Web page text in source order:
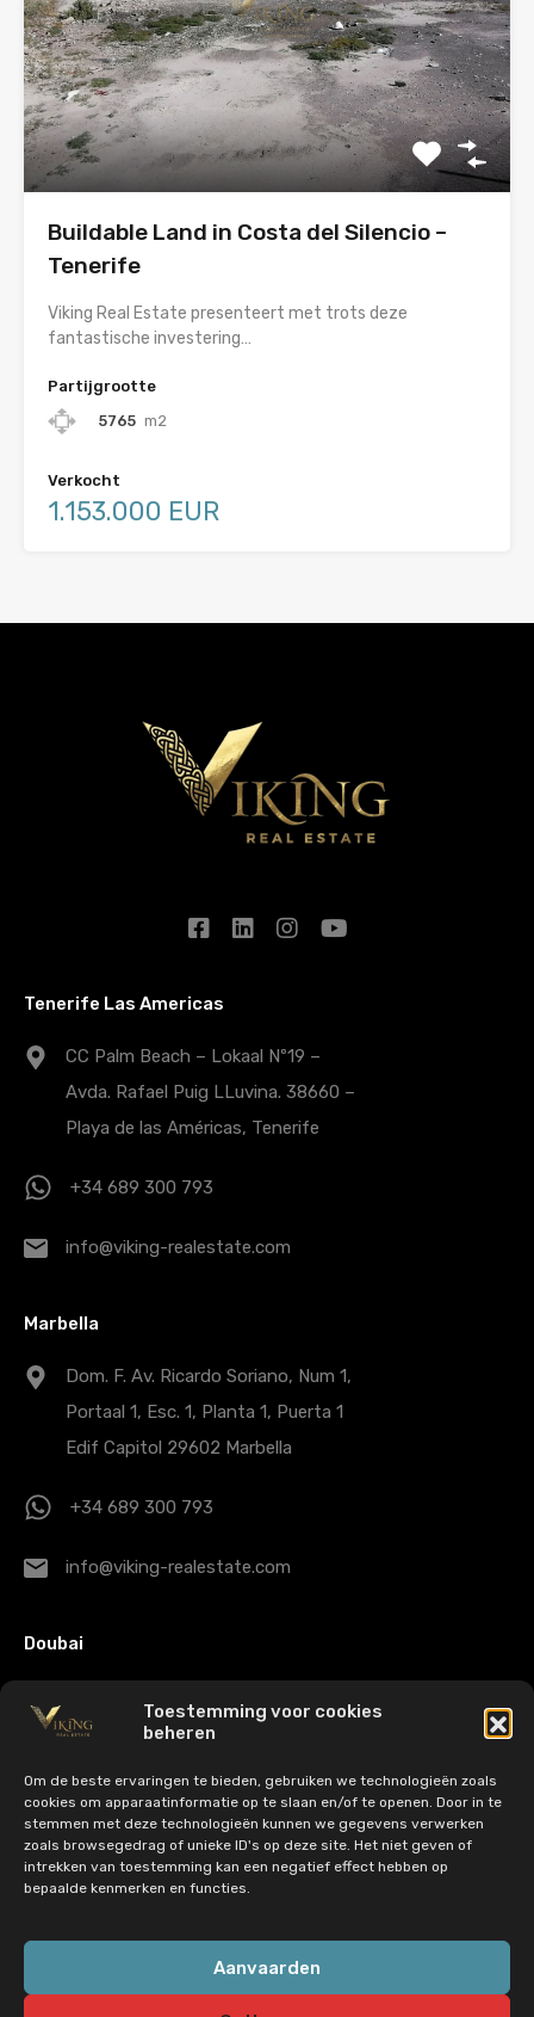
Toestemming voor cookies
beheren
Om de beste ervaringen te bieden, gebruiken we technologieën zoals
cookies om apparaatinformatie op te slaan en/of te openen. Door in te
stemmen met deze technologieën kunnen we gegevens verwerken
zoals browsegedrag of unieke ID's op deze site. Het niet geven of
intrekken van toestemming kan een negatief effect hebben op
bepaalde kenmerken en functies.
Aanvaarden
Buildable Land in Costa del Silencio –
Tenerife
Viking Real Estate presenteert met trots deze
fantastische investering…
Partijgrootte
5765 m2
Verkocht
1.153.000 EUR
Tenerife Las Americas
CC Palm Beach – Lokaal Nº19 –
Avda. Rafael Puig LLuvina. 38660 –
Playa de las Américas, Tenerife
+34 689 300 793
info@viking-realestate.com
Marbella
Dom. F. Av. Ricardo Soriano, Num 1,
Portaal 1, Esc. 1, Planta 1, Puerta 1
Edif Capitol 29602 Marbella
+34 689 300 793
info@viking-realestate.com
Doubai
Business Bay - Dubai - VAE
+971 43 25 1007
dubaisales@viking-realestate.com
B72763329 - B72763337 - 056-547-2490 | EST 26
november 2015 |